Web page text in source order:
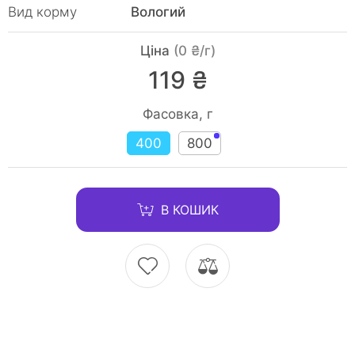
Вид корму
Вологий
Ціна (0 ₴/г)
119 ₴
Фасовка, г
400
800
В КОШИК